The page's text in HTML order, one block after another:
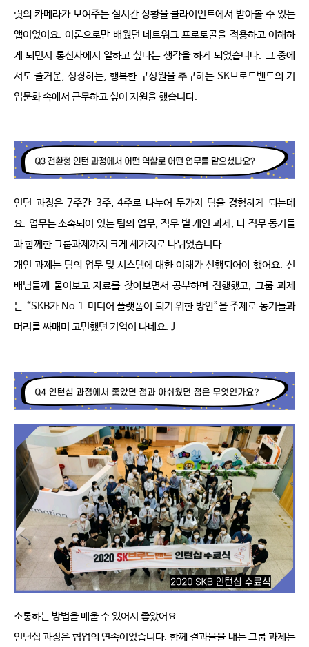
릿의 카메라가 보여주는 실시간 상황을 클라이언트에서 받아볼 수 있는
앱이었어요. 이론으로만 배웠던 네트워크 프로토콜을 적용하고 이해하
게 되면서 통신사에서 일하고 싶다는 생각을 하게 되었습니다. 그 중에
서도 즐거운, 성장하는, 행복한 구성원을 추구하는 SK브로드밴드의 기
업문화 속에서 근무하고 싶어 지원을 했습니다.
인턴 과정은 7주간 3주, 4주로 나누어 두가지 팀을 경험하게 되는데
요. 업무는 소속되어 있는 팀의 업무, 직무 별 개인 과제 , 타 직무 동기들
과 함께한 그룹과제까지 크게 세가지로 나뉘었습니다.
개인 과제는 팀의 업무 및 시스템에 대한 이해가 선행되어야 했어요. 선
배님들께 물어보고 자료를 찾아보면서 공부하며 진행했고, 그룹 과제
는 “SKB가 No.1 미디어 플랫폼이 되기 위한 방안”을 주제로 동기들과
머리를 싸매며 고민했던 기억이 나네요. J
소통하는 방법을 배울 수 있어서 좋았어요.
인턴십 과정은 협업의 연속이었습니다. 함께 결과물을 내는 그룹 과제는